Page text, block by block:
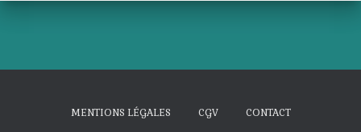
MENTIONS LÉGALES CGV CONTACT